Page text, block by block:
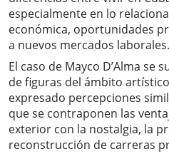
especialmente en lo
económica, oportunidades
a nuevos mercados laborales.
El caso de Mayco D’Alma se
de figuras del ámbito
expresado percepciones
que se contraponen las
exterior con la nostalgia, la
reconstrucción de carreras